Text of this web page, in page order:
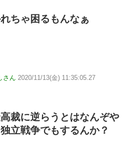
ちゃ困るもんなぁ
さん 2020/11/13(金) 11:35:05.27
裁に逆らうとはなんぞや
立戦争でもするんか？